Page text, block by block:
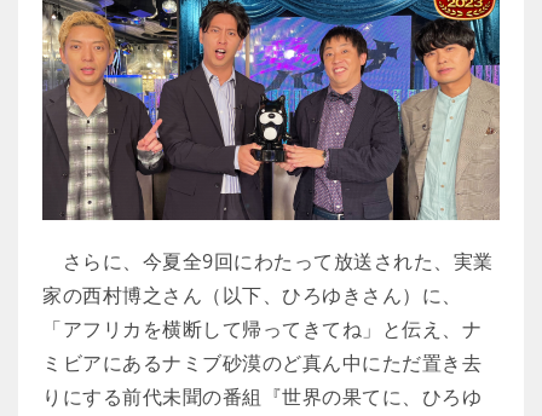
さらに、今夏全9回にわたって放送された、実業
家の西村博之さん（以下、ひろゆきさん）に、
「アフリカを横断して帰ってきてね」と伝え、ナ
ミビアにあるナミブ砂漠のど真ん中にただ置き去
りにする前代未聞の番組『世界の果てに、ひろゆ